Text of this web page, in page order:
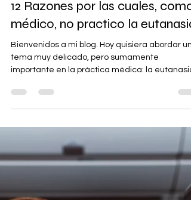
odeley
23 jun 2023
2 min de lectura
12 Razones por las cuales, como
importante en la práctica médica: la